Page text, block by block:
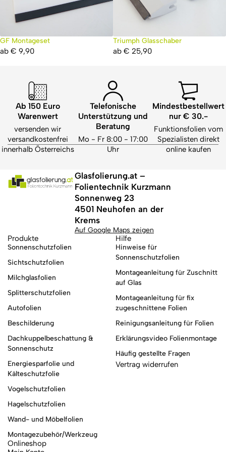
GF Montageset
ab € 9,90
Triumph Glasschaber
ab € 25,90
Ab 150 Euro
Warenwert
versenden wir
versandkostenfrei
innerhalb Österreichs
Telefonische
Unterstützung und
Beratung
Mo - Fr 8:00 - 17:00
Uhr
Mindestbestellwert
nur € 30.-
Funktionsfolien vom
Spezialisten direkt
online kaufen
Glasfolierung.at –
Folientechnik Kurzmann
Sonnenweg 23
4501 Neuhofen an der
Krems
Auf Google Maps zeigen
Produkte
Sonnenschutzfolien
Sichtschutzfolien
Milchglasfolien
Splitterschutzfolien
Autofolien
Beschilderung
Dachkuppelbeschattung &
Sonnenschutz
Energiesparfolie und
Kälteschutzfolie
Vogelschutzfolien
Hagelschutzfolien
Wand- und Möbelfolien
Montagezubehör/Werkzeug
Hilfe
Hinweise für
Sonnenschutzfolien
Montageanleitung für Zuschnitt
auf Glas
Montageanleitung für fix
zugeschnittene Folien
Reinigungsanleitung für Folien
Erklärungsvideo Folienmontage
Häufig gestellte Fragen
Vertrag widerrufen
Onlineshop